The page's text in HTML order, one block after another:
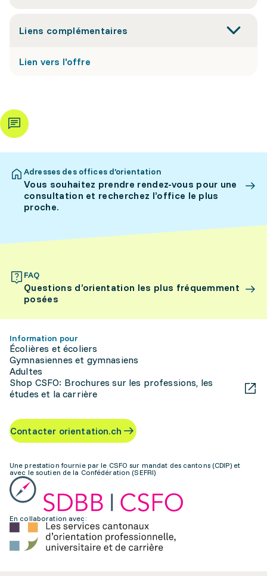
Liens complémentaires
Lien vers l'offre
Adresses des offices d’orientation
Vous souhaitez prendre rendez-vous pour une
consultation et recherchez l’office le plus
proche.
FAQ
Questions d’orientation les plus fréquemment
posées
Information pour
Écolières et écoliers
Gymnasiennes et gymnasiens
Adultes
Shop CSFO: Brochures sur les professions, les
études et la carrière
Contacter orientation.ch
Une prestation fournie par le CSFO sur mandat des cantons (CDIP) et
avec le soutien de la Confédération (SEFRI)
En collaboration avec: